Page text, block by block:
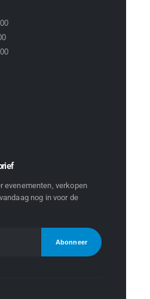
evenementen, verkopen
nog in voor de